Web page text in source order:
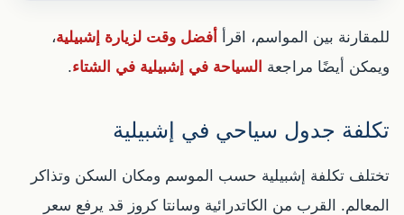
للمقارنة بين المواسم، اقرأ أفضل وقت لزيارة إشبيلية،
ويمكن أيضًا مراجعة السياحة في إشبيلية في الشتاء.
تكلفة جدول سياحي في إشبيلية
تختلف تكلفة إشبيلية حسب الموسم ومكان السكن وتذاكر
المعالم. القرب من الكاتدرائية وسانتا كروز قد يرفع سعر